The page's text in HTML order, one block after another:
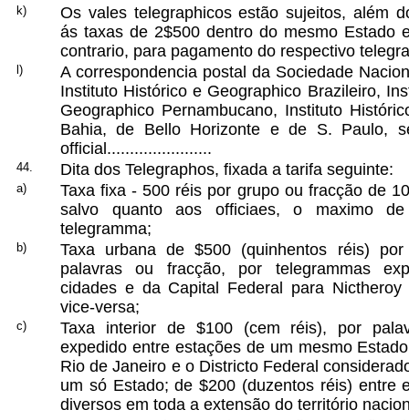
k)
Os vales telegraphicos estão sujeitos, além
ás taxas de 2$500 dentro do mesmo Estado
contrario, para pagamento do respectivo
l)
A correspondencia postal da Sociedade
Instituto Histórico e Geographico Brazileiro,
Geographico Pernambucano, Instituto
Bahia, de Bello Horizonte e de S. Paulo,
official.......................
44. Dita dos Telegraphos, fixada a tarifa seguinte:
a)
Taxa fixa - 500 réis por grupo ou fracção de
salvo quanto aos officiaes, o maximo
telegramma;
b)
Taxa urbana de $500 (quinhentos réis)
palavras ou fracção, por telegrammas
cidades e da Capital Federal para
vice-versa;
c)
Taxa interior de $100 (cem réis), por
expedido entre estações de um mesmo
Rio de Janeiro e o Districto Federal
um só Estado; de $200 (duzentos réis) entre
diversos em toda a extensão do território